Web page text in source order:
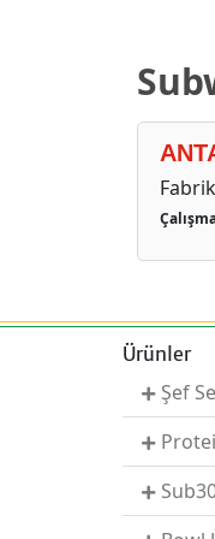
Ürünler
Şef